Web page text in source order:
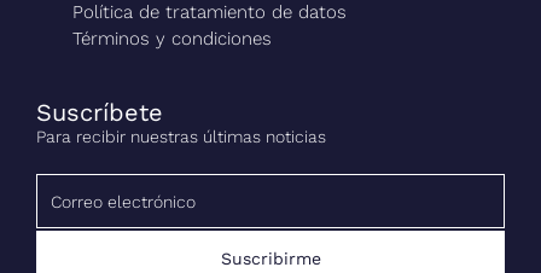
Política de tratamiento de datos
Términos y condiciones
Suscríbete
Para recibir nuestras últimas noticias
Suscribirme